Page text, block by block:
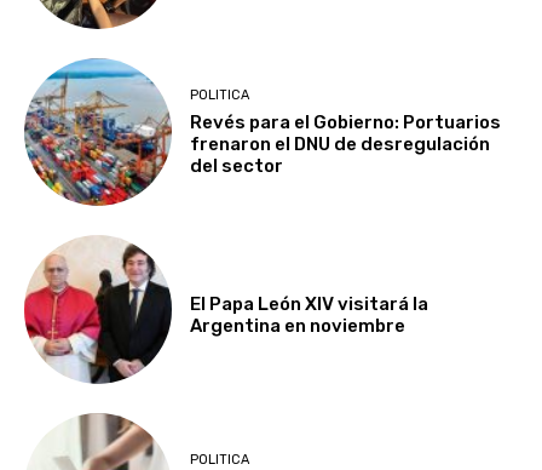
POLITICA
Revés para el Gobierno: Portuarios
frenaron el DNU de desregulación
del sector
El Papa León XIV visitará la
Argentina en noviembre
POLITICA